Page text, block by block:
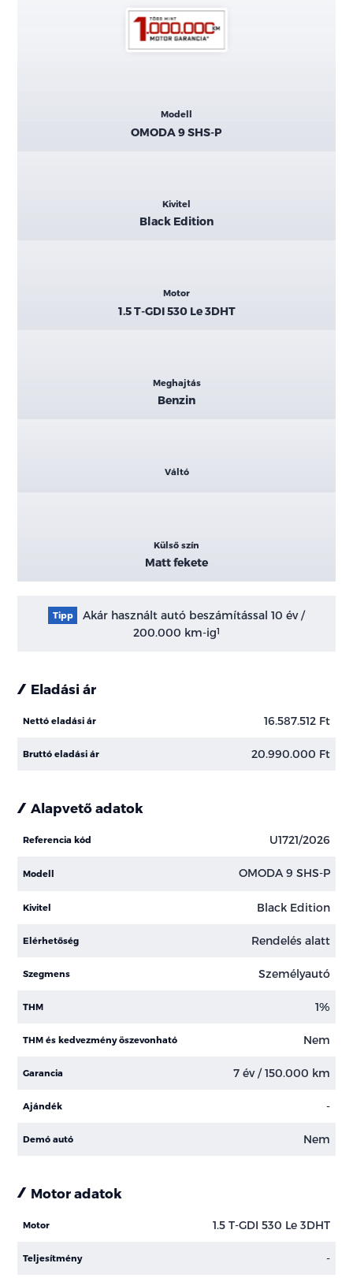
Modell
OMODA 9 SHS-P
Kivitel
Black Edition
Motor
1.5 T-GDI 530 Le 3DHT
Meghajtás
Benzin
Váltó
Külső szín
Matt fekete
Tipp
Akár használt autó beszámítással 10 év /
200.000 km-ig1
Eladási ár
Nettó eladási ár 16.587.512 Ft
Bruttó eladási ár 20.990.000 Ft
Alapvető adatok
Referencia kód U1721/2026
Modell OMODA 9 SHS-P
Kivitel Black Edition
Elérhetőség Rendelés alatt
Szegmens Személyautó
THM 1%
THM és kedvezmény öszevonható Nem
Garancia 7 év / 150.000 km
Ajándék -
Demó autó Nem
Motor adatok
Motor 1.5 T-GDI 530 Le 3DHT
Teljesítmény -